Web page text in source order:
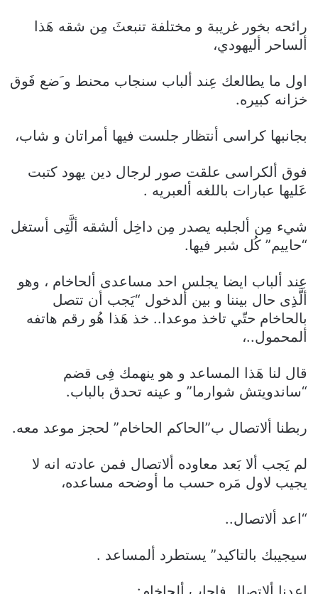
رائحه بخور غريبة و مختلفة تنبعثَ مِن شقه هَذا
ألساحر أليهودي،
اول ما يطالعك عِند ألباب سنجاب محنط و َضع فَوق
خزانه كبيره.
بجانبها كراسى أنتظار جلست فيها أمراتان و شاب،
فوق ألكراسى علقت صور لرجال دين يهود كتبت
عَليها عبارات باللغه ألعبريه .
شيء مِن ألجلبه يصدر مِن داخِل ألشقه ألَّتِى أستغل
“حاييم” كُل شبر فيها.
عِند ألباب ايضا يجلس احد مساعدى ألحاخام ، وهو
ألَّذِى حال بيننا و بين ألدخول “يَجب أن تتصل
بالحاخام حتّي تاخذ موعدا.. خذ هَذا هُو رقم هاتفه
ألمحمول..،
قال لنا هَذا المساعد و هو ينهمك فِى قضم
“ساندويتش شوارما” و عينه تحدق بالباب.
ربطنا ألاتصال ب”الحاكم الحاخام” لحجز موعد معه.
لم يَجب ألا بَعد معاوده ألاتصال فمن عادته انه لا
يجيب لاول مَره حسب ما أوضحه مساعده،
“اعد ألاتصال..
سيجيبك بالتاكيد” يستطرد ألمساعد .